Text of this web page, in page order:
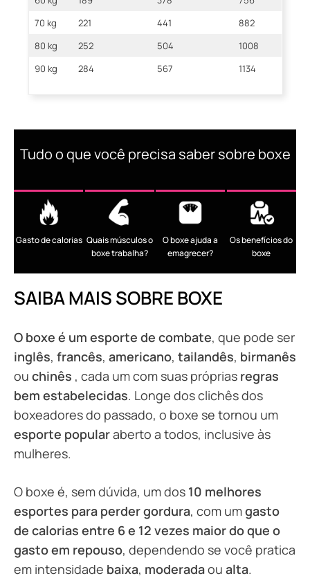
70 kg
221 441
882
80 kg
252 504
1008
90 kg
284 567 1134
Tudo o que você precisa saber sobre boxe
Gasto de calorias Quais músculos o
boxe trabalha?
O boxe ajuda a
emagrecer?
Os benefícios do
boxe
SAIBA MAIS SOBRE BOXE
O boxe é um esporte de combate, que pode ser
inglês, francês, americano, tailandês, birmanês
ou chinês , cada um com suas próprias regras
bem estabelecidas. Longe dos clichês dos
boxeadores do passado, o boxe se tornou um
esporte popularaberto a todos, inclusive às
mulheres.
O boxe é, sem dúvida, um dos 10 melhores
esportes para perder gordura, com umgasto
de calorias entre 6 e 12 vezes maior do que o
gasto em repouso, dependendo se você pratica
em intensidade baixa, moderadaou alta.